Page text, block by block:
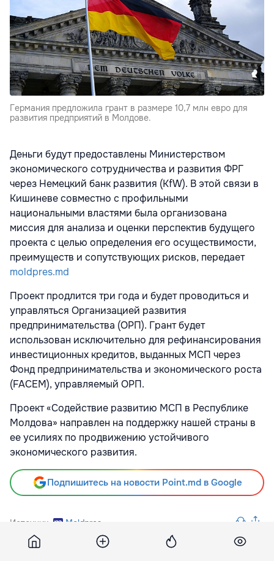
Германия предложила грант в размере 10,7 млн ​​евро для
развития предприятий в Молдове.
Деньги будут предоставлены Министерством
экономического сотрудничества и развития ФРГ
через Немецкий банк развития (KfW). В этой связи в
Кишиневе совместно с профильными
национальными властями была организована
миссия для анализа и оценки перспектив будущего
проекта с целью определения его осуществимости,
преимуществ и сопутствующих рисков, передает
moldpres.md
Проект продлится три года и будет проводиться и
управляться Организацией развития
предпринимательства (OРП). Грант будет
использован исключительно для рефинансирования
инвестиционных кредитов, выданных МСП через
Фонд предпринимательства и экономического роста
(FACEM), управляемый ОРП.
Проект «Содействие развитию МСП в Республике
Молдова» направлен на поддержку нашей страны в
ее усилиях по продвижению устойчивого
экономического развития.
Подпишитесь на новости Point.md в Google
Источник Moldpres